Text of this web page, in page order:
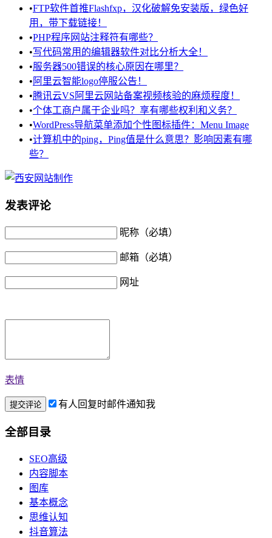
•FTP软件首推Flashfxp，汉化破解免安装版，绿色好
用，带下载链接！
•PHP程序网站注释符有哪些？
•写代码常用的编辑器软件对比分析大全！
•服务器500错误的核心原因在哪里？
• 阿里云智能logo停服公告！
•腾讯云VS阿里云网站备案视频核验的麻烦程度！
•个体工商户属于企业吗？享有哪些权利和义务？
•WordPress导航菜单添加个性图标插件：Menu Image
•计算机中的ping，Ping值是什么意思？影响因素有哪
些？
发表评论
昵称（必填）
邮箱（必填）
网址
表情
有人回复时邮件通知我
全部目录
SEO高级
内容脚本
图库
基本概念
思维认知
抖音算法